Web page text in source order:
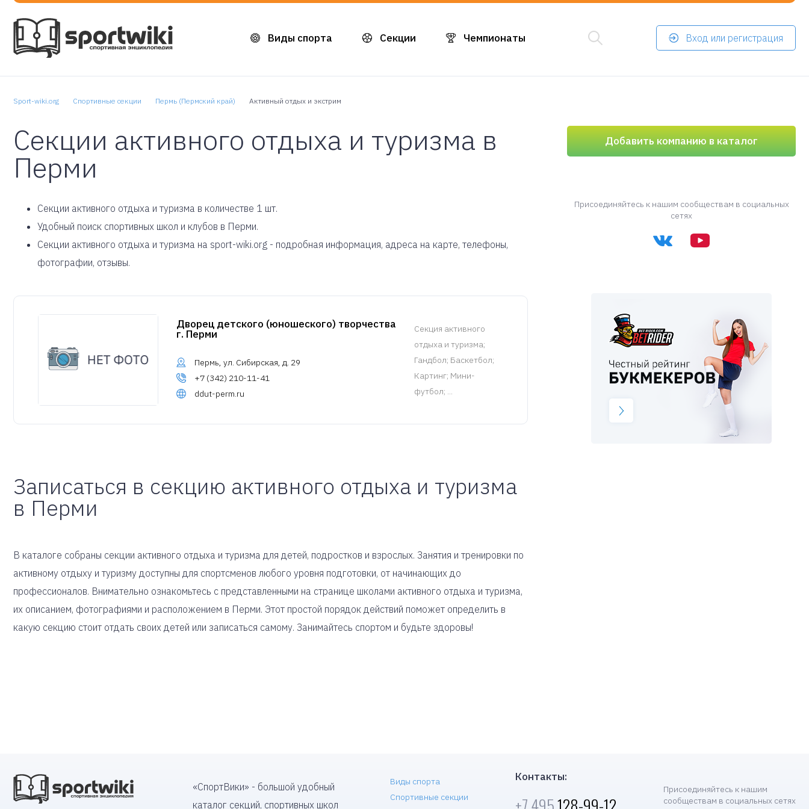
Виды спорта Секции Чемпионаты Вход или регистрация
Sport-wiki.org Спортивные секции Пермь (Пермский край) Активный отдых и экстрим
Секции активного отдыха и туризма в
Перми
Cекции активного отдыха и туризма в количестве 1 шт.
Удобный поиск спортивных школ и клубов в Перми.
Секции активного отдыха и туризма на sport-wiki.org - подробная информация, адреса на карте, телефоны,
фотографии, отзывы.
Дворец детского (юношеского) творчества
г. Перми
Пермь, ул. Сибирская, д. 29
+7 (342) 210-11-41
ddut-perm.ru
Cекция активного
отдыха и туризма;
Гандбол; Баскетбол;
Картинг; Мини-
футбол; ...
Записаться в секцию активного отдыха и туризма
в Перми
В каталоге собраны секции активного отдыха и туризма для детей, подростков и взрослых. Занятия и тренировки по
активному отдыху и туризму доступны для спортсменов любого уровня подготовки, от начинающих до
профессионалов. Внимательно ознакомьтесь с представленными на странице школами активного отдыха и туризма,
их описанием, фотографиями и расположением в Перми. Этот простой порядок действий поможет определить в
какую секцию стоит отдать своих детей или записаться самому. Занимайтесь спортом и будьте здоровы!
Добавить компанию в каталог
Присоединяйтесь к нашим сообществам в социальных
сетях
«СпортВики» - большой удобный
каталог секций, спортивных школ
Виды спорта
Спортивные секции
Контакты:
Присоединяйтесь к нашим
сообществам в социальных сетях